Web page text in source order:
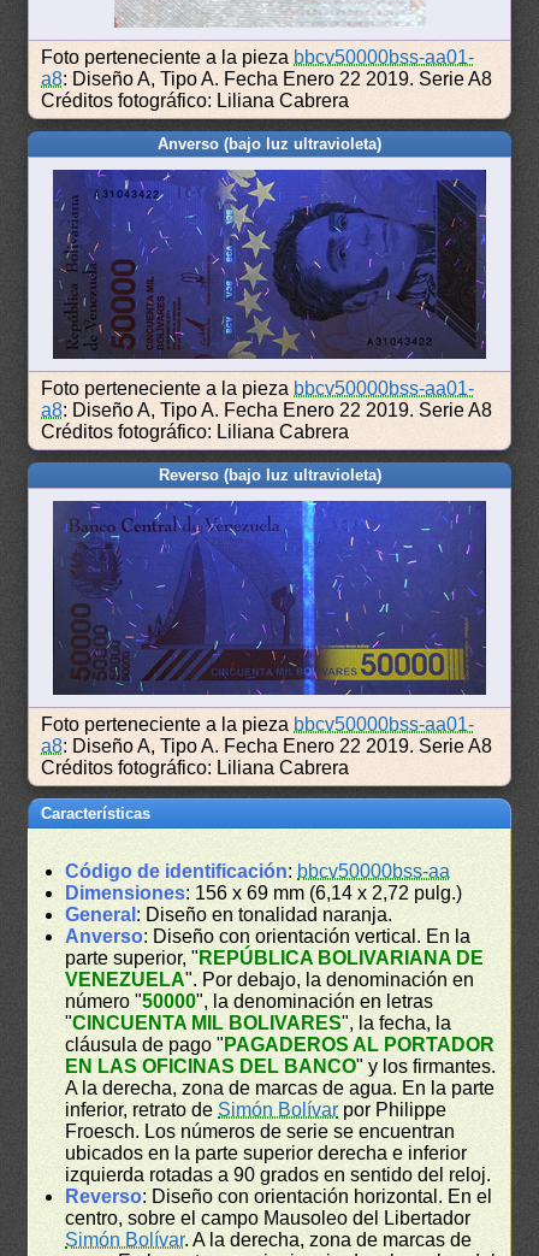
Foto perteneciente a la pieza bbcv50000bss-aa01-
a8: Diseño A, Tipo A. Fecha Enero 22 2019. Serie A8
Créditos fotográfico: Liliana Cabrera
Anverso (bajo luz ultravioleta)
Foto perteneciente a la pieza bbcv50000bss-aa01-
a8: Diseño A, Tipo A. Fecha Enero 22 2019. Serie A8
Créditos fotográfico: Liliana Cabrera
Reverso (bajo luz ultravioleta)
Foto perteneciente a la pieza bbcv50000bss-aa01-
a8: Diseño A, Tipo A. Fecha Enero 22 2019. Serie A8
Créditos fotográfico: Liliana Cabrera
Características
Código de identificación: bbcv50000bss-aa
Dimensiones: 156 x 69 mm (6,14 x 2,72 pulg.)
General : Diseño en tonalidad naranja.
Anverso: Diseño con orientación vertical. En la
parte superior, " REPÚBLICA BOLIVARIANA DE
VENEZUELA". Por debajo, la denominación en
número "50000", la denominación en letras
"CINCUENTA MIL BOLIVARES", la fecha, la
cláusula de pago " PAGADEROS AL PORTADOR
EN LAS OFICINAS DEL BANCO" y los firmantes.
A la derecha, zona de marcas de agua. En la parte
inferior, retrato deSimón Bolívar por Philippe
Froesch. Los números de serie se encuentran
ubicados en la parte superior derecha e inferior
izquierda rotadas a 90 grados en sentido del reloj.
Reverso: Diseño con orientación horizontal. En el
centro, sobre el campo Mausoleo del Libertador
Simón Bolívar. A la derecha, zona de marcas de